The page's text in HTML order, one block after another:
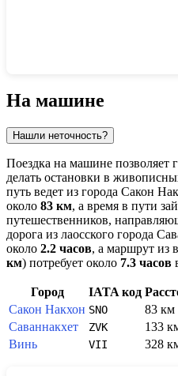
На машине
Нашли неточность?
Поездка на машине позволяет
делать остановки в
путь ведет из города Сакон
около 83 км, а время в пути
путешественников,
дорога из лаосского города
около 2.2 часов, а маршрут из
км) потребует около 7.3 часов
Город IATA код
Сакон Накхон SNO 83 км
Саваннакхет
ZVK 133
Винь
VII 328